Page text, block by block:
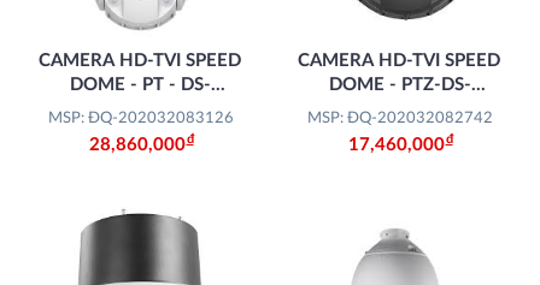
CAMERA HD-TVI SPEED
DOME - PT - DS-
2AE7232TI-A
MSP: ĐQ-202032083126
28,860,000Đ
CAMERA HD-TVI SPEED
DOME - PTZ-DS-
2AE5225TI-A
MSP: ĐQ-202032082742
17,460,000Đ